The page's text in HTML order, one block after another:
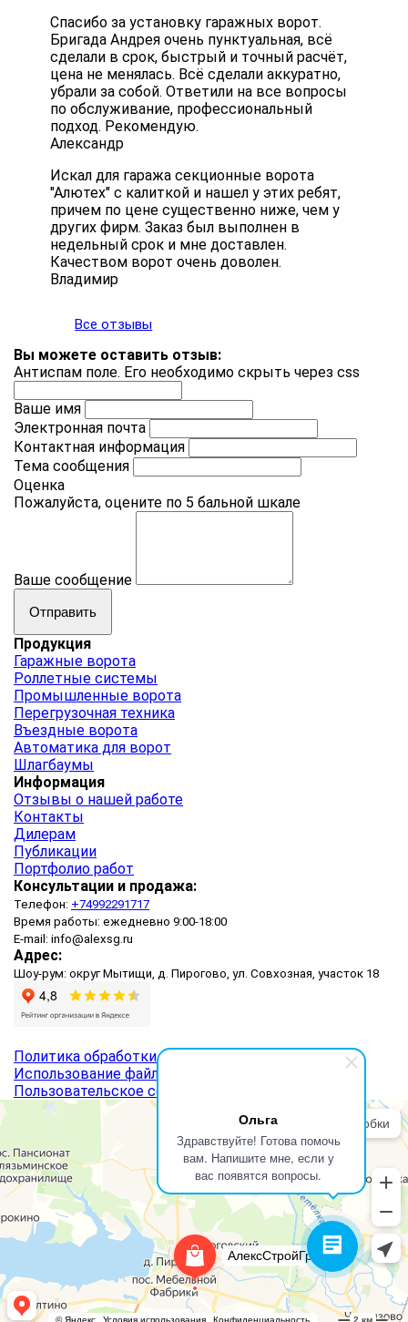
Ольга
Здравствуйте! Готова помочь
вам. Напишите мне, если у
вас появятся вопросы.
Спасибо за установку гаражных ворот.
Бригада Андрея очень пунктуальная, всё
сделали в срок, быстрый и точный расчёт,
цена не менялась. Всё сделали аккуратно,
убрали за собой. Ответили на все вопросы
по обслуживание, профессиональный
подход. Рекомендую.
Александр
Искал для гаража секционные ворота
"Алютех" с калиткой и нашел у этих ребят,
причем по цене существенно ниже, чем у
других фирм. Заказ был выполнен в
недельный срок и мне доставлен.
Качеством ворот очень доволен.
Владимир
Все отзывы
Вы можете оставить отзыв:
Антиспам поле. Его необходимо скрыть через css
Ваше имя
Электронная почта
Контактная информация
Тема сообщения
Оценка
Пожалуйста, оцените по 5 бальной шкале
Ваше сообщение
Продукция
Гаражные ворота
Роллетные системы
Промышленные ворота
Перегрузочная техника
Въездные ворота
Автоматика для ворот
Шлагбаумы
Информация
Отзывы о нашей работе
Контакты
Дилерам
Публикации
Портфолио работ
Консультации и продажа:
Телефон: +74992291717
Время работы: ежедневно 9:00-18:00
E-mail: info@alexsg.ru
Адрес:
Шоу-рум: округ Мытищи, д. Пирогово, ул. Совхозная, участок 18
Политика обработки персональных данных
Использование файлов cookie
Пользовательское соглашение